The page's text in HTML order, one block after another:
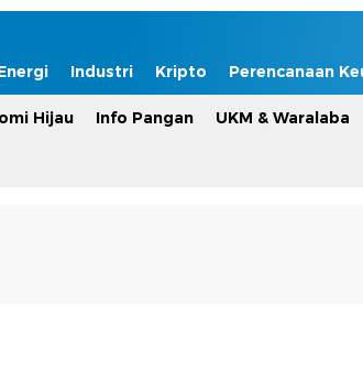
Industri Kripto Perencanaan
Hijau Info Pangan UKM & Waralaba